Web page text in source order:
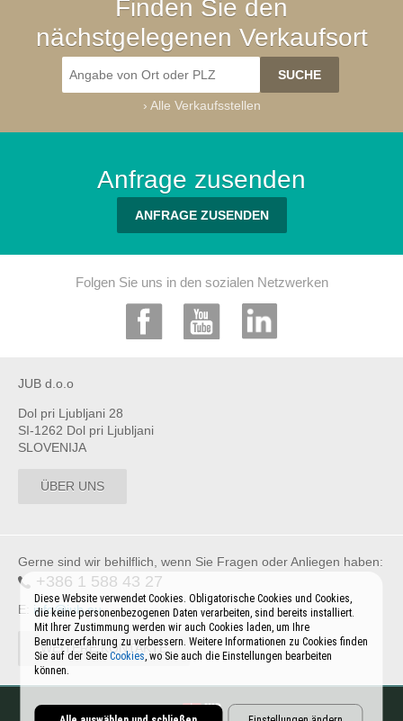
Finden Sie den
nächstgelegenen Verkaufsort
› Alle Verkaufsstellen
Anfrage zusenden
ANFRAGE ZUSENDEN
Folgen Sie uns in den sozialen Netzwerken
JUB d.o.o
Dol pri Ljubljani 28
SI-1262 Dol pri Ljubljani
SLOVENIJA
ÜBER UNS
Gerne sind wir behilflich, wenn Sie Fragen oder Anliegen haben:
+386 1 588 43 27
E: info@jub.eu
WEITERE KONTAKTE
Diese Website verwendet Cookies. Obligatorische Cookies und Cookies,
die keine personenbezogenen Daten verarbeiten, sind bereits installiert.
Mit Ihrer Zustimmung werden wir auch Cookies laden, um Ihre
Benutzererfahrung zu verbessern. Weitere Informationen zu Cookies finden
Sie auf der SeiteCookies, wo Sie auch die Einstellungen bearbeiten
können.